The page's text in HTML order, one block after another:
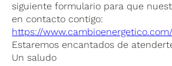
siguiente formulario para que
en contacto contigo:
https://
Estaremos encantados de
Un saludo